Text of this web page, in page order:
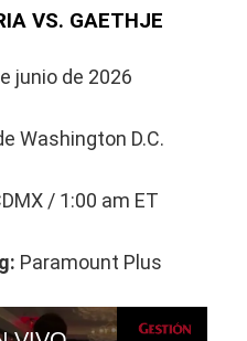
VS. GAETHJE
junio de 2026
Washington D.C.
/ 1:00 am ET
Paramount Plus